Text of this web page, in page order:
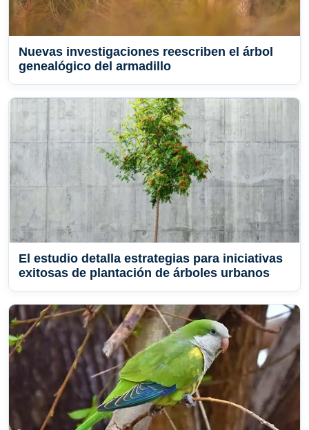
Nuevas investigaciones reescriben el árbol
genealógico del armadillo
El estudio detalla estrategias para iniciativas
exitosas de plantación de árboles urbanos